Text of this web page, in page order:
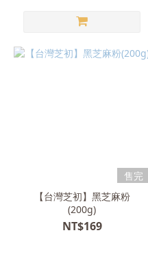
售完
【台灣芝初】黑芝麻粉
(200g)
NT$169